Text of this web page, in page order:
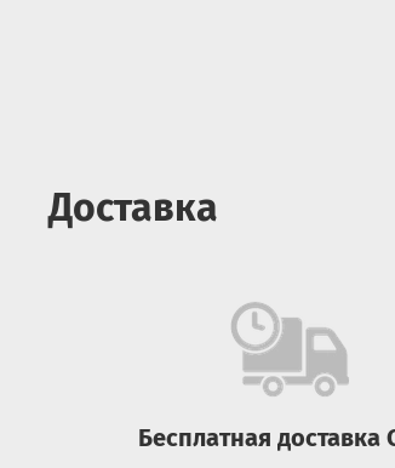
Доставка
Бесплатная доставка